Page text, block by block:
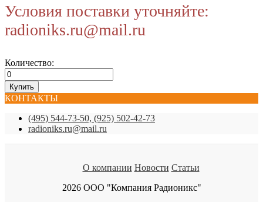
Условия поставки уточняйте:
radioniks.ru@mail.ru
Количество:
КОНТАКТЫ
(495) 544-73-50, (925) 502-42-73
radioniks.ru@mail.ru
О компании Новости Статьи
2026 ООО "Компания Радионикс"